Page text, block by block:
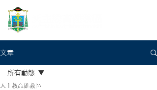
文章
所有動態
天主教高雄教區